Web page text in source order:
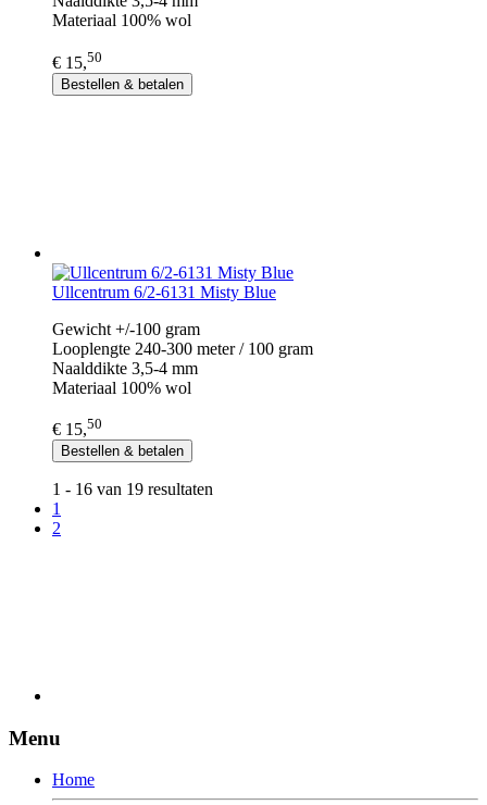
Materiaal 100% wol
€ 15,50
Bestellen & betalen
Ullcentrum 6/2-6131 Misty Blue
Gewicht +/-100 gram
Looplengte 240-300 meter / 100 gram
Naalddikte 3,5-4 mm
Materiaal 100% wol
€ 15,50
Bestellen & betalen
1 - 16 van 19 resultaten
1
2
Menu
Home